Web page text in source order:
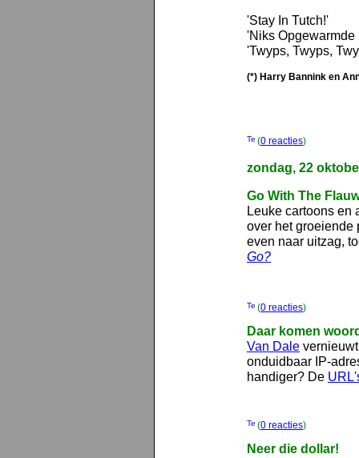
'Stay In Tutch!'
'Niks
'Twyps, Twyps,
(*) Harry Bannink en
(0 reacties)
zondag, 22
Go With The
Leuke cartoons en
over het groeiende
even naar uitzag,
Go?
(0 reacties)
Daar komen
Van Dale
onduidbaar IP-
handiger? De
(0 reacties)
Neer die dollar!